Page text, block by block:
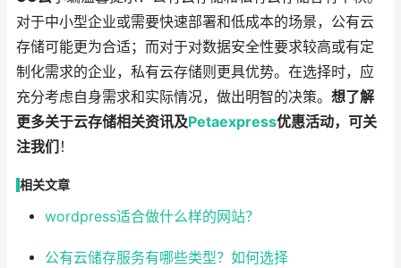
对于中小型企业或需要快速部署和低成本的场景，公有云
存储可能更为合适；而对于对数据安全性要求较高或有定
制化需求的企业，私有云存储则更具优势。在选择时，应
充分考虑自身需求和实际情况，做出明智的决策。 想了解
更多关于云存储相关资讯及Petaexpress优惠活动，可关
注我们 ！
相关文章
wordpress适合做什么样的网站？
公有云储存服务有哪些类型？如何选择